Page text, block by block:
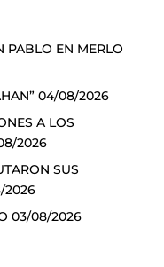
PABLO EN MERLO
04/08/2026
A LOS
2026
SUS
2026
03/08/2026